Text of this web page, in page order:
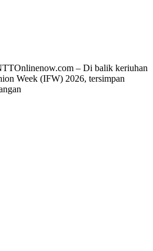
– Di balik keriuhan
Week (IFW) 2026, tersimpan